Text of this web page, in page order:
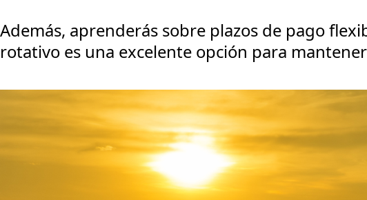
Además, aprenderás sobre plazos de pago
rotativo es una excelente opción para